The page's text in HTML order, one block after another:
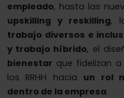
empleado, hasta las
upskilling y reskilling,
trabajo diversos e
y trabajo híbrido, el
bienestar que fidelizan
los RRHH hacia un rol
dentro de la empresa.